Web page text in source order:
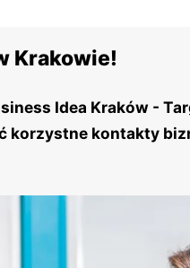
Krakowie!
Idea Kraków -
korzystne kontakty